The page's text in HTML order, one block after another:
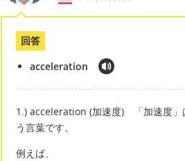
回答
acceleration
1.) acceleration (加速度) 「加速度」
う言葉です。
例えば、